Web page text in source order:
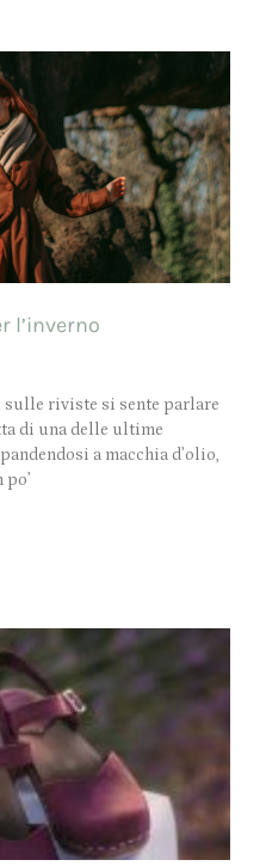
l’inverno
sulle riviste si sente parlare
di una delle ultime
a macchia d’olio,